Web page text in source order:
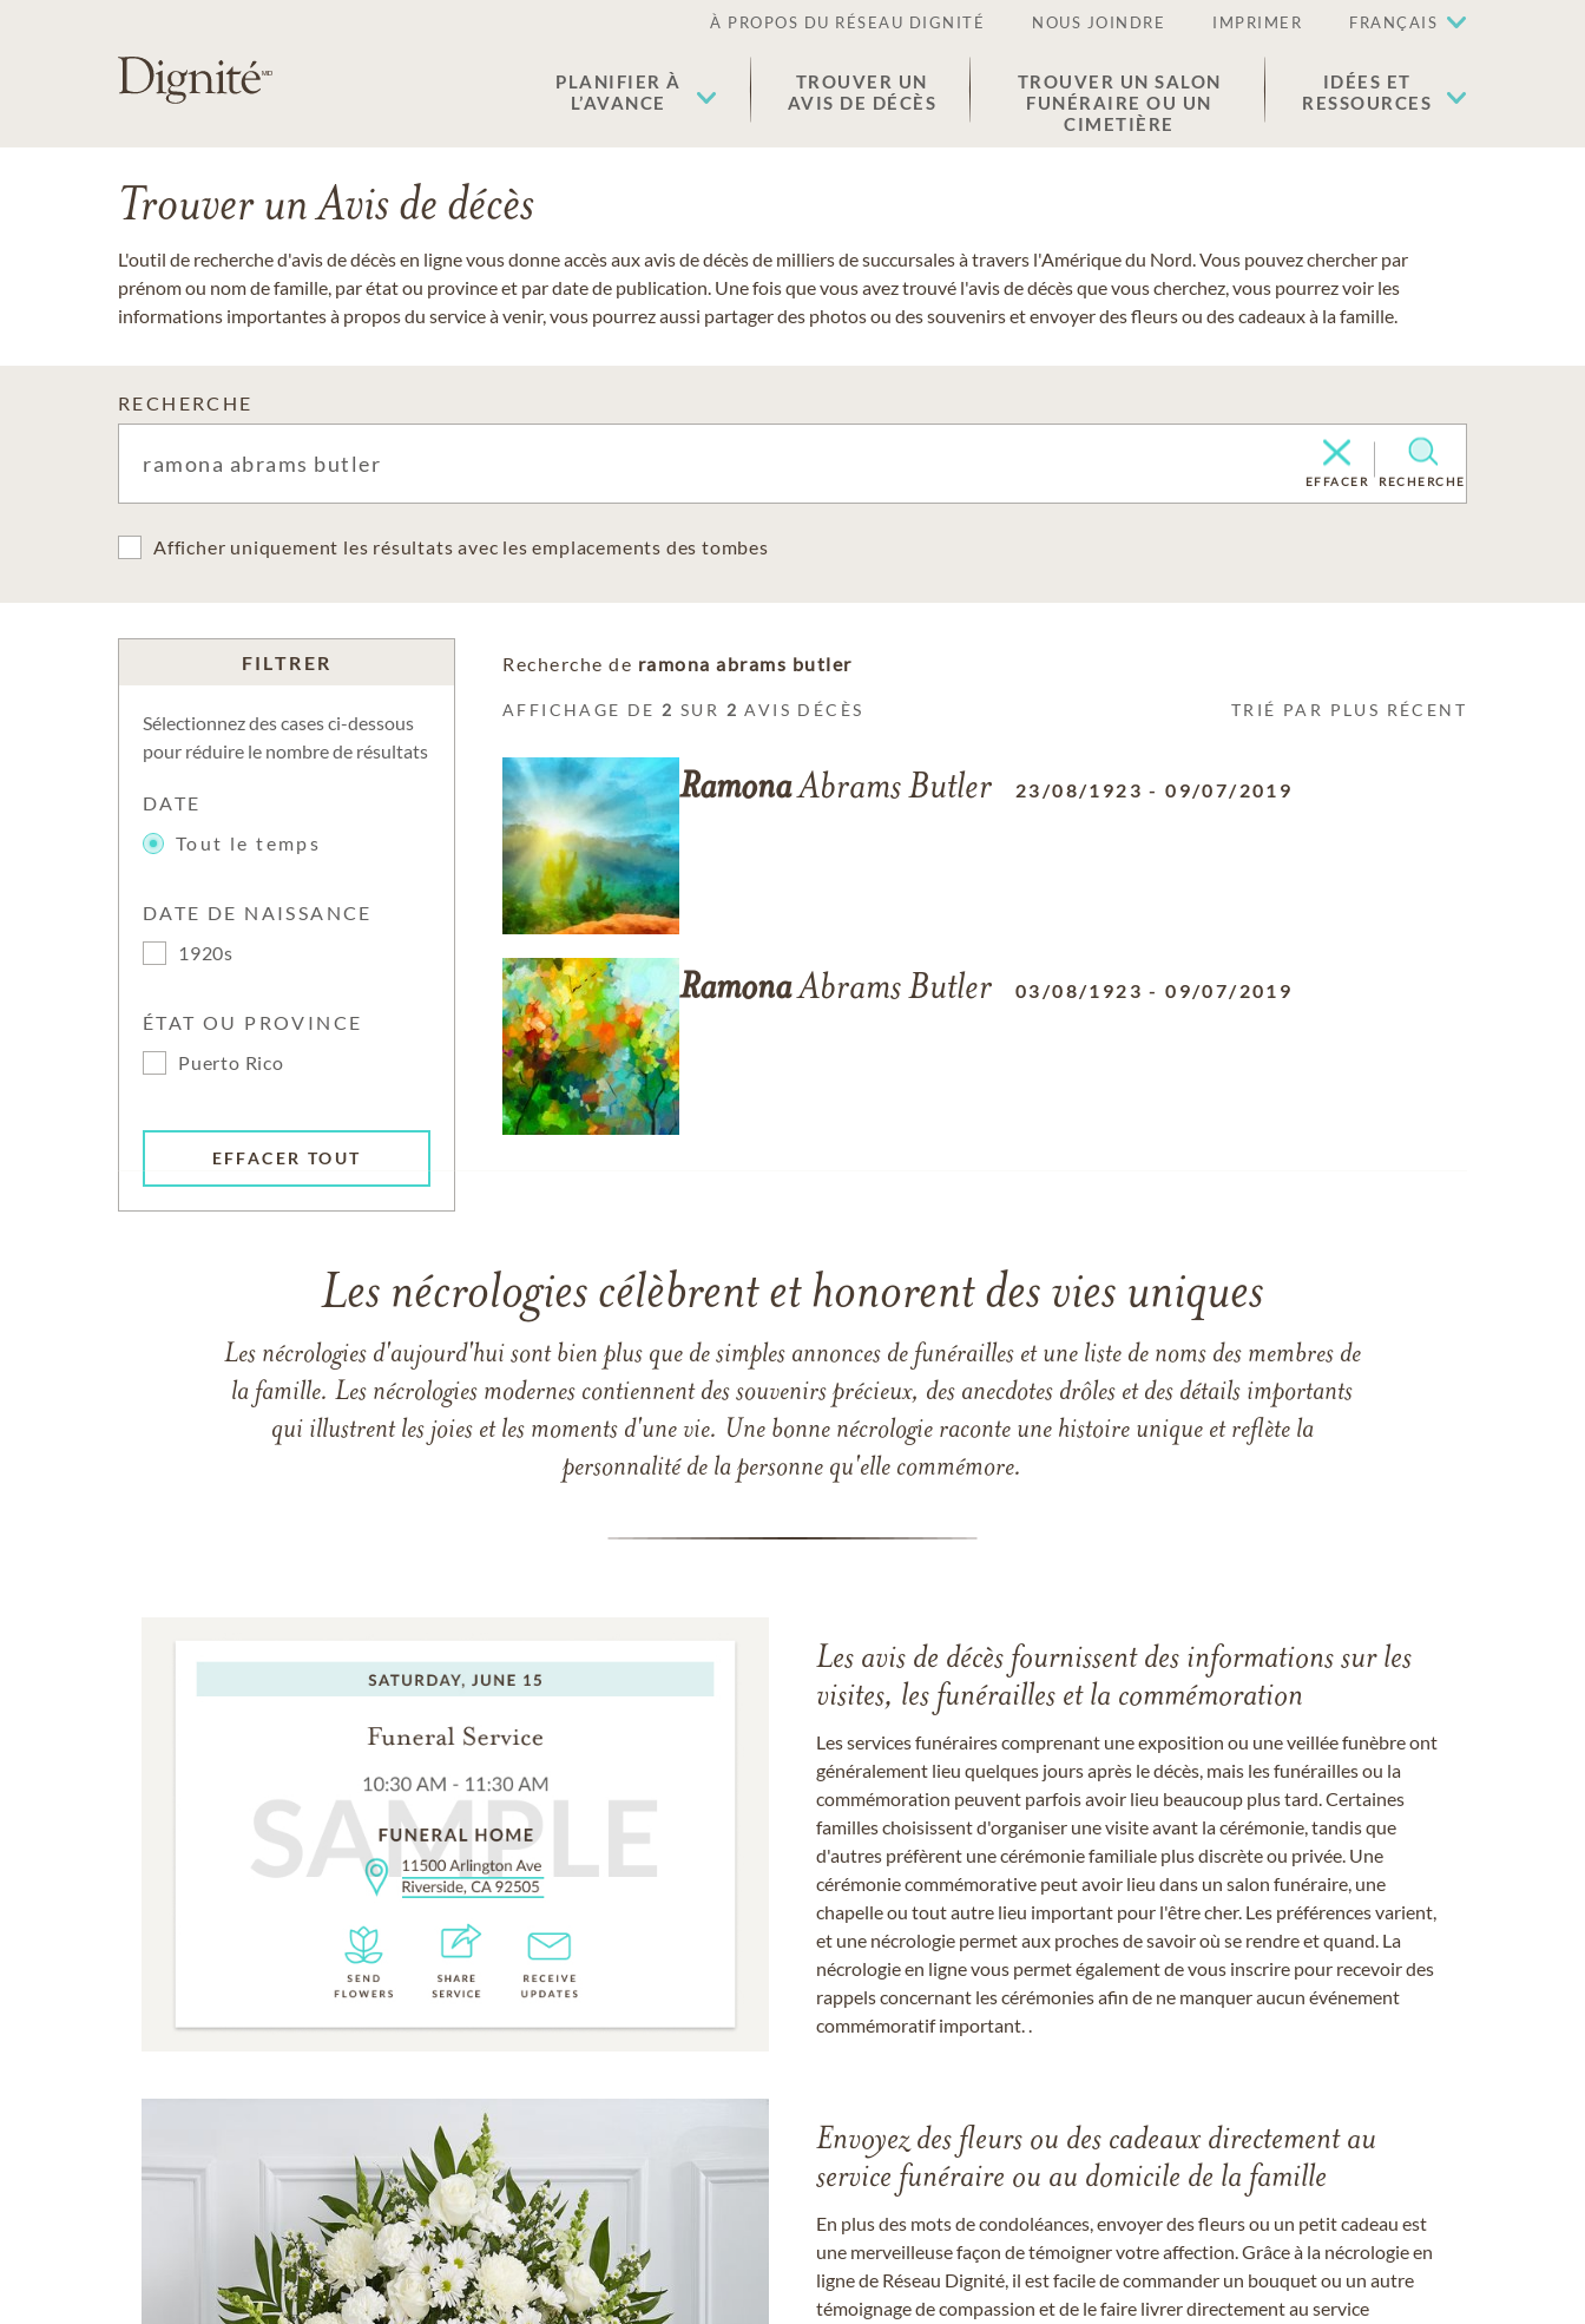
À PROPOS DU RÉSEAU DIGNITÉ NOUS JOINDRE IMPRIMER FRANÇAIS
PLANIFIER À
L’AVANCE
TROUVER UN
AVIS DE DÉCÈS
TROUVER UN SALON
FUNÉRAIRE OU UN
CIMETIÈRE
IDÉES ET
RESSOURCES
Trouver un Avis de décès
L'outil de recherche d'avis de décès en ligne vous donne accès aux avis de décès de milliers de succursales à travers l'Amérique du Nord. Vous pouvez chercher par
prénom ou nom de famille, par état ou province et par date de publication. Une fois que vous avez trouvé l'avis de décès que vous cherchez, vous pourrez voir les
informations importantes à propos du service à venir, vous pourrez aussi partager des photos ou des souvenirs et envoyer des fleurs ou des cadeaux à la famille.
RECHERCHE
EFFACER RECHERCHE
Afficher uniquement les résultats avec les emplacements des tombes
FILTRER
Sélectionnez des cases ci-dessous
pour réduire le nombre de résultats
DATE
Tout le temps
DATE DE NAISSANCE
1920s
ÉTAT OU PROVINCE
Puerto Rico
EFFACER TOUT
Recherche de ramona abrams butler
AFFICHAGE DE 2 SUR 2 AVIS DÉCÈS TRIÉ PAR PLUS RÉCENT
RamonaAbrams Butler 23/08/1923 -09/07/2019
RamonaAbrams Butler 03/08/1923 -09/07/2019
Les nécrologies célèbrent et honorent des vies uniques
Les nécrologies d'aujourd'hui sont bien plus que de simples annonces de funérailles et une liste de noms des membres de
la famille. Les nécrologies modernes contiennent des souvenirs précieux, des anecdotes drôles et des détails importants
qui illustrent les joies et les moments d'une vie. Une bonne nécrologie raconte une histoire unique et reflète la
personnalité de la personne qu'elle commémore.
Les avis de décès fournissent des informations sur les
visites, les funérailles et la commémoration
Les services funéraires comprenant une exposition ou une veillée funèbre ont
généralement lieu quelques jours après le décès, mais les funérailles ou la
commémoration peuvent parfois avoir lieu beaucoup plus tard. Certaines
familles choisissent d'organiser une visite avant la cérémonie, tandis que
d'autres préfèrent une cérémonie familiale plus discrète ou privée. Une
cérémonie commémorative peut avoir lieu dans un salon funéraire, une
chapelle ou tout autre lieu important pour l'être cher. Les préférences varient,
et une nécrologie permet aux proches de savoir où se rendre et quand. La
nécrologie en ligne vous permet également de vous inscrire pour recevoir des
rappels concernant les cérémonies afin de ne manquer aucun événement
commémoratif important. .
Envoyez des fleurs ou des cadeaux directement au
service funéraire ou au domicile de la famille
En plus des mots de condoléances, envoyer des fleurs ou un petit cadeau est
une merveilleuse façon de témoigner votre affection. Grâce à la nécrologie en
ligne de Réseau Dignité, il est facile de commander un bouquet ou un autre
témoignage de compassion et de le faire livrer directement au service